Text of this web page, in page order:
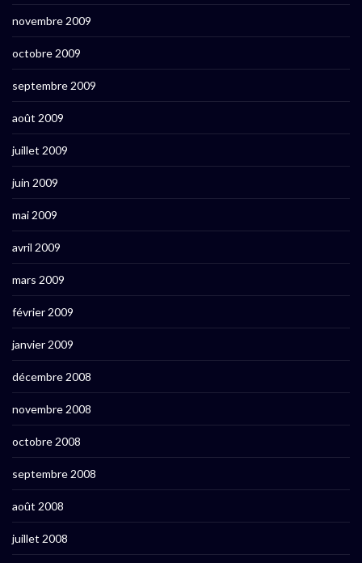
novembre 2009
octobre 2009
septembre 2009
août 2009
juillet 2009
juin 2009
mai 2009
avril 2009
mars 2009
février 2009
janvier 2009
décembre 2008
novembre 2008
octobre 2008
septembre 2008
août 2008
juillet 2008